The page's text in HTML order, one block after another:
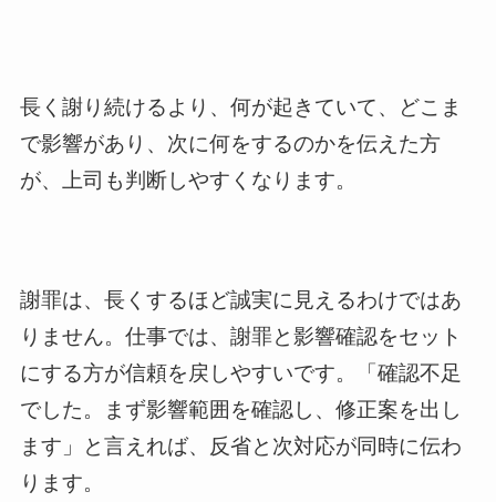
長く謝り続けるより、何が起きていて、どこま
で影響があり、次に何をするのかを伝えた方
が、上司も判断しやすくなります。
謝罪は、長くするほど誠実に見えるわけではあ
りません。仕事では、謝罪と影響確認をセット
にする方が信頼を戻しやすいです。「確認不足
でした。まず影響範囲を確認し、修正案を出し
ます」と言えれば、反省と次対応が同時に伝わ
ります。